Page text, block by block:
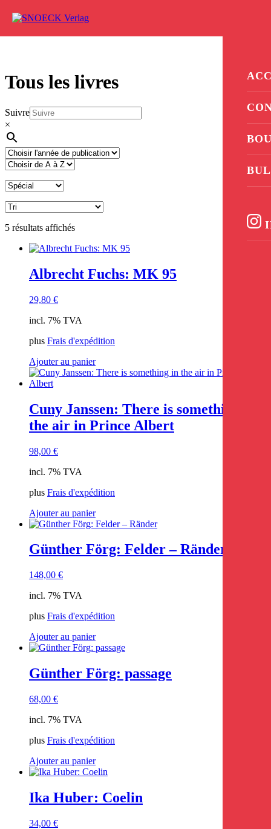
Tous les livres
Suivre
×
5 résultats affichés
Albrecht Fuchs: MK 95
29,80 €
incl. 7% TVA
plus Frais d'expédition
Ajouter au panier
Cuny Janssen: There is something in
the air in Prince Albert
98,00 €
incl. 7% TVA
plus Frais d'expédition
Ajouter au panier
Günther Förg: Felder – Ränder
148,00 €
incl. 7% TVA
plus Frais d'expédition
Ajouter au panier
Günther Förg: passage
68,00 €
incl. 7% TVA
plus Frais d'expédition
Ajouter au panier
Ika Huber: Coelin
34,00 €